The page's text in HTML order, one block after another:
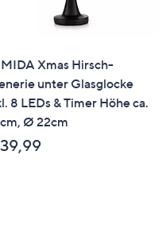
oder eine
möglich.
Xmas Hirsch-
unter Glasglocke
8 LEDs & Timer Höhe ca.
Ø 22cm